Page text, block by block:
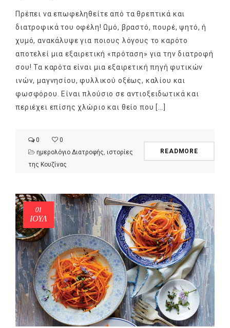
Πρέπει να επωφεληθείτε από τα θρεπτικά και
διατροφικά του οφέλη! Ωμό, βραστό, πουρέ, ψητό, ή
χυμό, ανακάλυψε για ποιους λόγους το καρότο
αποτελεί μια εξαιρετική «πρόταση» για την διατροφή
σου! Τα καρότα είναι μια εξαιρετική πηγή φυτικών
ινών, μαγνησίου, φυλλικού οξέως, καλίου και
φωσφόρου. Είναι πλούσιο σε αντιοξειδωτικά και
περιέχει επίσης χλώριο και θείο που […]
0
0
ημερολόγιο Διατροφής, ιστορίες
της Κουζίνας
READMORE
01
ΙΟΎΛ